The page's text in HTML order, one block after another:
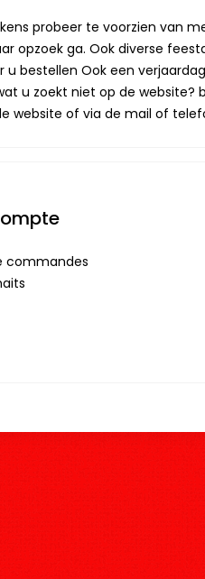
probeer te voorzien van
opzoek ga. Ook diverse
bestellen Ook een
u zoekt niet op de website?
website of via de mail of
commandes